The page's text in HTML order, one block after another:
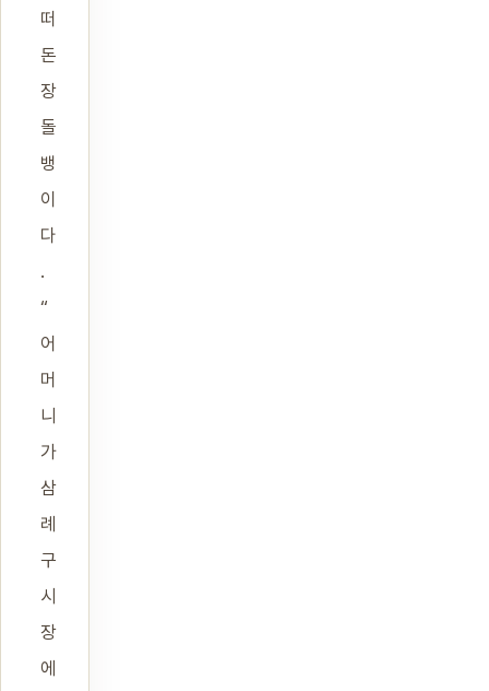
떠
돈
장
돌
뱅
이
다
.
“
어
머
니
가
삼
례
구
시
장
에